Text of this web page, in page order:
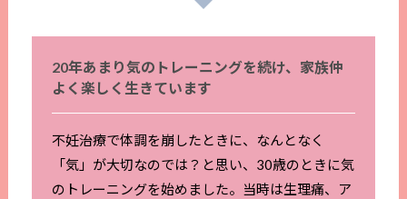
20年あまり気のトレーニングを続け、家族仲
よく楽しく生きています
不妊治療で体調を崩したときに、なんとなく
「気」が大切なのでは？と思い、30歳のときに気
のトレーニングを始めました。当時は生理痛、ア